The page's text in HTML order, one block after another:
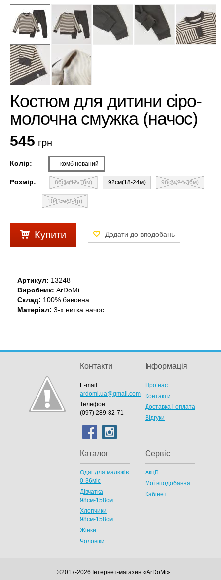
Костюм для дитини сіро-
молочна смужка (начос)
545 грн
Колір: комбінований
Розмір: 86см(12-18м) 92см(18-24м) 98см(24-36м)
104 см(3-4р)
Купити
Артикул: 13248
Виробник: ArDoMi
Склад: 100% бавовна
Матеріал: 3-х нитка начос
Контакти
E-mail:
ardomi.ua@gmail.com
Телефон:
(097) 289-82-71
Інформація
Про нас
Контакти
Доставка і оплата
Відгуки
Каталог
Одяг для малюків
0-36міс
Дівчатка
98cм-158см
Хлопчики
98см-158см
Жінки
Чоловіки
Сервіс
Акції
Мої вподобання
Кабінет
©2017-2026 Інтернет-магазин «ArDoMi»